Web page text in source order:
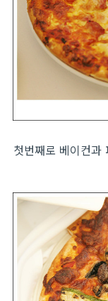
첫번째로 베이컨과